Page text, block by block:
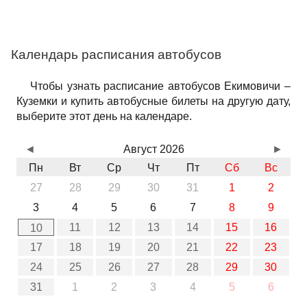
Календарь расписания автобусов
Чтобы узнать расписание автобусов Екимовичи –
Куземки и купить автобусные билеты на другую дату,
выберите этот день на календаре.
Август 2026
Пн
Вт Ср Чт Пт Сб
Вс
27
28 29 30 31 1
2
3
4 5 6 7 8
9
10
11 12 13 14 15
16
17
18 19 20 21 22
23
24
25 26 27 28 29
30
31
1 2 3 4 5 6
◄ ►